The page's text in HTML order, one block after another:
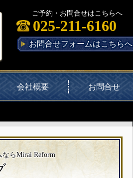
ご予約・お問合せはこちらへ
025-211-6160
お問合せフォームはこちらへ
会社概要 お問合せ
らMirai Reform